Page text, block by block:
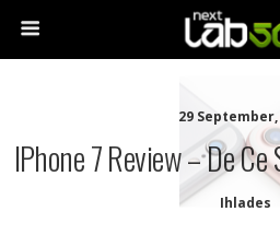
29 September,
IPhone 7 Review – De
Ihlades